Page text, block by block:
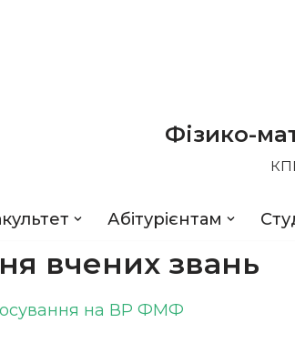
Фізико-
Абітурієнтам
вчених звань
на ВР ФМФ